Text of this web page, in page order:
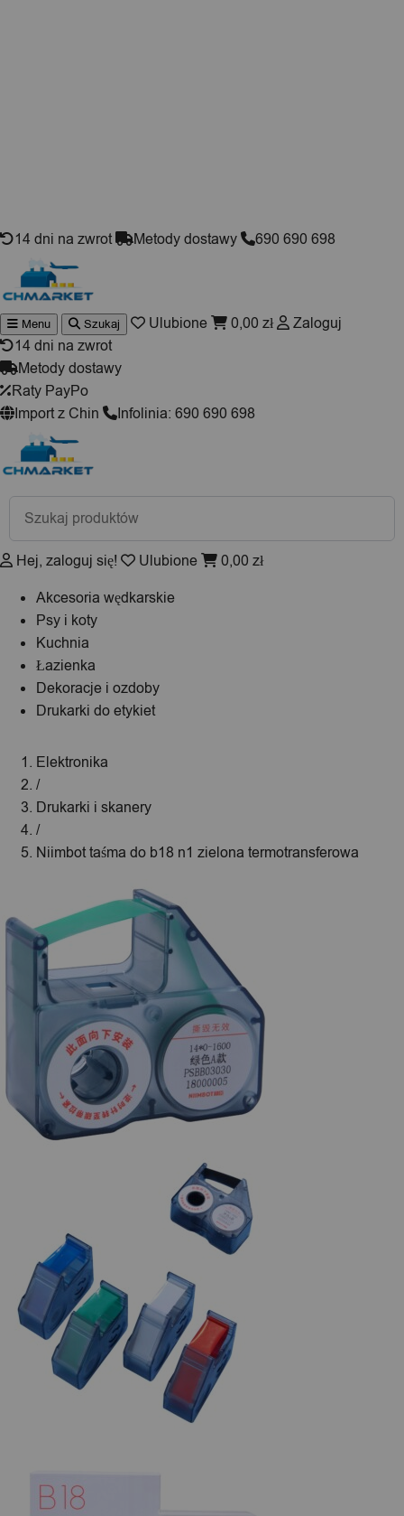
14 dni na zwrot Metody dostawy 690 690 698
Wyszukiwarka
produktów
Menu Szukaj Ulubione 0,00 zł
Zaloguj
14 dni na zwrot
Metody dostawy
Raty PayPo
Import z Chin
Infolinia: 690 690 698
Wyszukiwarka
produktów
Hej, zaloguj się! Ulubione 0,00 zł
Akcesoria wędkarskie
Psy i koty
Kuchnia
Łazienka
Dekoracje i ozdoby
Drukarki do etykiet
Elektronika
/
Drukarki i skanery
/
Niimbot taśma do b18 n1 zielona termotransferowa